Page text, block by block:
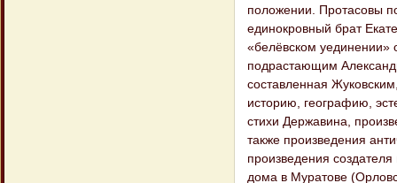
положении. Протасовы
единокровный брат
«белёвском уединении»
подрастающим
составленная
историю, географию,
стихи Державина,
также произведения
произведения
дома в Муратове